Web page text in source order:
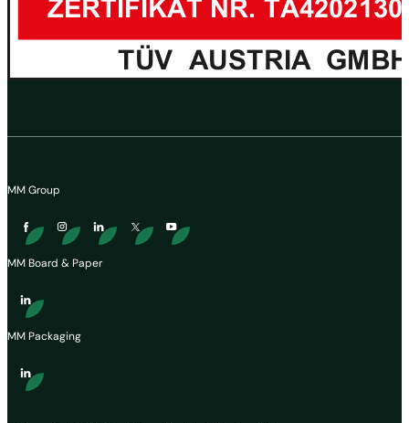
MM Group
MM Board & Paper
MM Packaging